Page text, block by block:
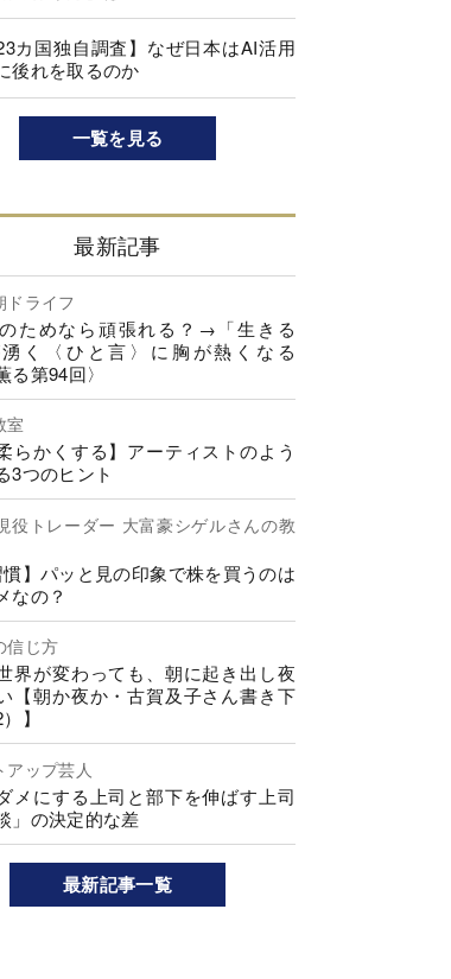
カ国独自調査】なぜ日本はAI活用
後れを取るのか
一覧を見る
最新記事
ドライフ
ためなら頑張れる？→「生きる
く〈ひと言〉に胸が熱くなる
る第94回〉
室
らかくする】アーティストのよう
3つのヒント
役トレーダー 大富豪シゲルさんの教
慣】パッと見の印象で株を買うのは
なの？
信じ方
界が変わっても、朝に起き出し夜
【朝か夜か・古賀及子さん書き下
】
アップ芸人
メにする上司と部下を伸ばす上司
」の決定的な差
最新記事一覧